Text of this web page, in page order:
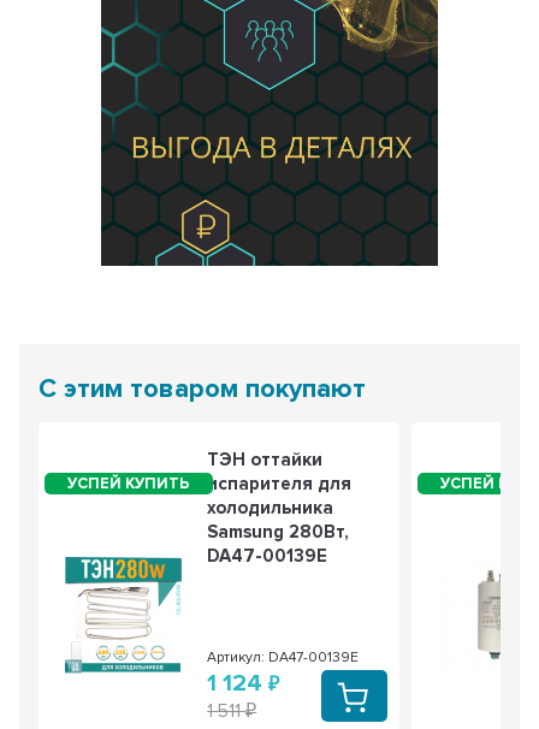
С этим товаром покупают
ТЭН оттайки
испарителя для
холодильника
Samsung 280Вт,
DA47-00139E
Артикул: DA47-00139E
1 124
1 511